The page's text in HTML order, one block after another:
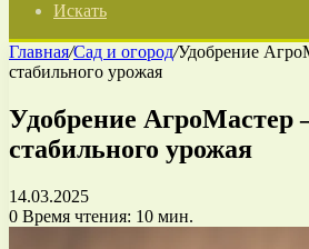
Искать
Главная/Сад и огород/Удобрение
стабильного урожая
Удобрение АгроМастер
стабильного урожая
14.03.2025
0 Время чтения: 10 мин.